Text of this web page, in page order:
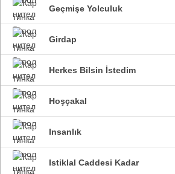
Geçmişe Yolculuk
Girdap
Herkes Bilsin İstedim
Hoşçakal
Insanlık
Istiklal Caddesi Kadar